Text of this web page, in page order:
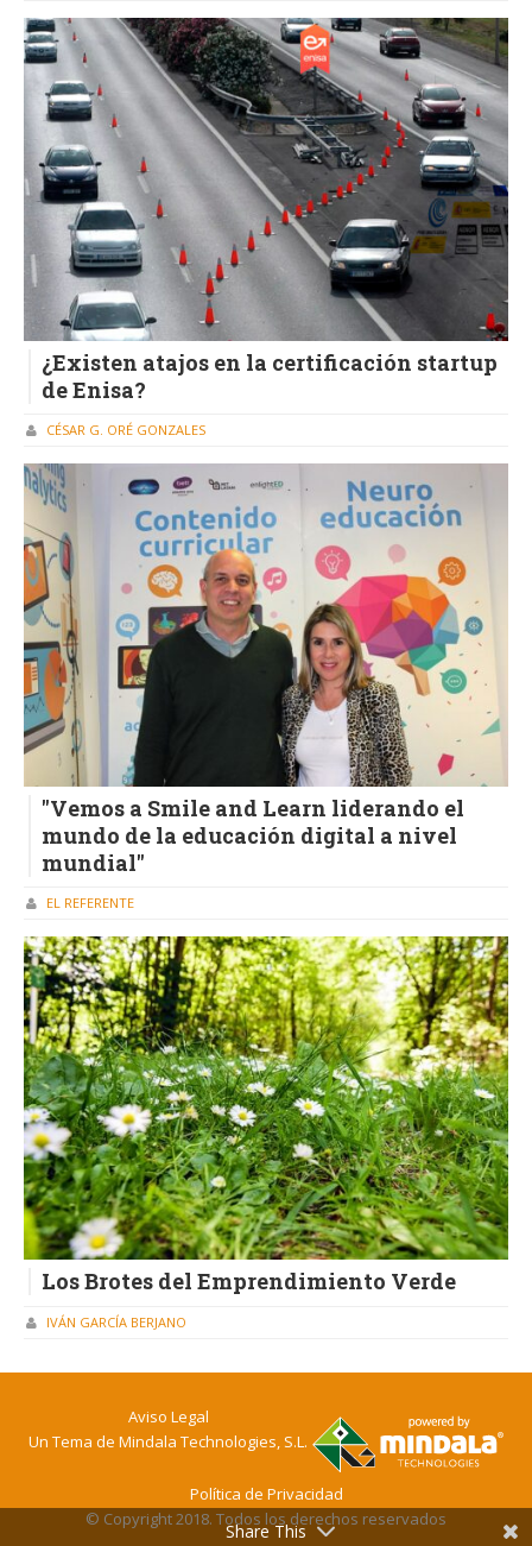
¿Existen atajos en la certificación startup
de Enisa?
CÉSAR G. ORÉ GONZALES
"Vemos a Smile and Learn liderando el
mundo de la educación digital a nivel
mundial"
EL REFERENTE
Los Brotes del Emprendimiento Verde
IVÁN GARCÍA BERJANO
Aviso Legal
Un Tema de Mindala Technologies, S.L.
Política de Privacidad
© Copyright 2018. Todos los derechos reservados
Share This